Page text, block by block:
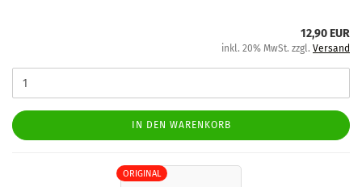
12,90 EUR
inkl. 20% MwSt. zzgl. Versand
IN DEN WARENKORB
ORIGINAL